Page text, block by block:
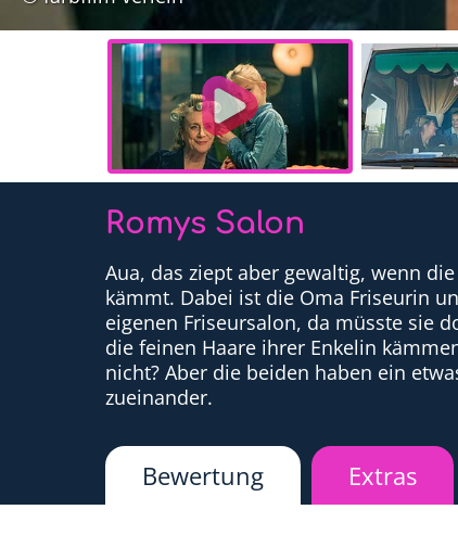
Romys Salon
Aua, das ziept aber gewaltig, wenn
kämmt. Dabei ist die Oma Friseurin
eigenen Friseursalon, da müsste sie
die feinen Haare ihrer Enkelin
nicht? Aber die beiden haben ein
zueinander.
Bewertung Extras